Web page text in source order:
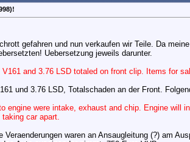
gefahren und nun verkaufen wir Teile. Da
Uebersetzung jeweils darunter.
and 3.76 LSD totaled on front clip. Items for
und 3.76 LSD, Totalschaden an der Front.
engine were intake, exhaust and chip. Engine
car apart.
waren an Ansaugleitung (?) am